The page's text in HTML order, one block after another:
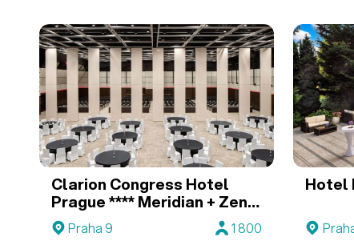
Clarion Congress Hotel
Prague ****Meridian + Zenit
+ Nadir
Praha 9 1 800
Hotel